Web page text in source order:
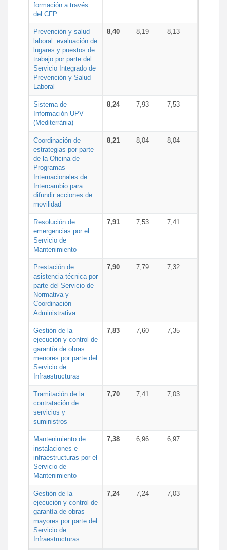
formación a través
del CFP
Prevención y salud
laboral: evaluación de
lugares y puestos de
trabajo por parte del
Servicio Integrado de
Prevención y Salud
Laboral
8,40 8,19 8,13
Sistema de
Información UPV
(Mediterrània)
8,24 7,93 7,53
Coordinación de
estrategias por parte
de la Oficina de
Programas
Internacionales de
Intercambio para
difundir acciones de
movilidad
8,21 8,04 8,04
Resolución de
emergencias por el
Servicio de
Mantenimiento
7,91 7,53 7,41
Prestación de
asistencia técnica por
parte del Servicio de
Normativa y
Coordinación
Administrativa
7,90 7,79 7,32
Gestión de la
ejecución y control de
garantía de obras
menores por parte del
Servicio de
Infraestructuras
7,83 7,60 7,35
Tramitación de la
contratación de
servicios y
suministros
7,70 7,41 7,03
Mantenimiento de
instalaciones e
infraestructuras por el
Servicio de
Mantenimiento
7,38 6,96 6,97
Gestión de la
ejecución y control de
garantía de obras
mayores por parte del
Servicio de
Infraestructuras
7,24 7,24 7,03